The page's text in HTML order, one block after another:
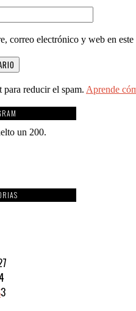
correo electrónico y web en
reducir el spam. Aprende
un 200.
3